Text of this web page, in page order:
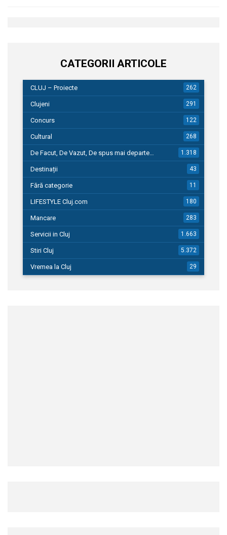
CATEGORII ARTICOLE
CLUJ – Proiecte 262
Clujeni 291
Concurs 122
Cultural 268
De Facut, De Vazut, De spus mai departe… 1.318
Destinații 43
Fără categorie 11
LIFESTYLE Cluj.com 180
Mancare 283
Servicii in Cluj 1.663
Stiri Cluj 5.372
Vremea la Cluj 29